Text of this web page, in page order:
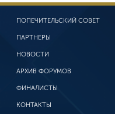
ПОПЕЧИТЕЛЬСКИЙ СОВЕТ
ПАРТНЕРЫ
НОВОСТИ
АРХИВ ФОРУМОВ
ФИНАЛИСТЫ
КОНТАКТЫ